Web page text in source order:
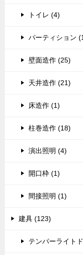
トイレ (4)
パーティション
壁面造作 (25)
天井造作 (21)
床造作 (1)
柱巻造作 (18)
演出照明 (4)
開口枠 (1)
間接照明 (1)
建具 (123)
テンパーライト